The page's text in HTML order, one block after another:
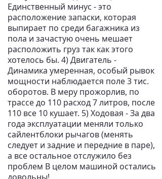
Единственный минус - это
расположение запаски, которая
выпирает по среди багажника из
пола и зачастую очень мешает
расположить груз так как этого
хотелось бы. 4) Двигатель -
Динамика умеренная, особый рывок
мощности наблюдается поле 3 тис.
оборотов. В меру прожорлив, по
трассе до 110 расход 7 литров, после
110 все 10 кушает. 5) Ходовая - За два
года эксплуатации меняли только
сайлентблоки рычагов (менять
следует и задние и передние в паре),
а все остальное отслужило без
проблем В целом машиной остались